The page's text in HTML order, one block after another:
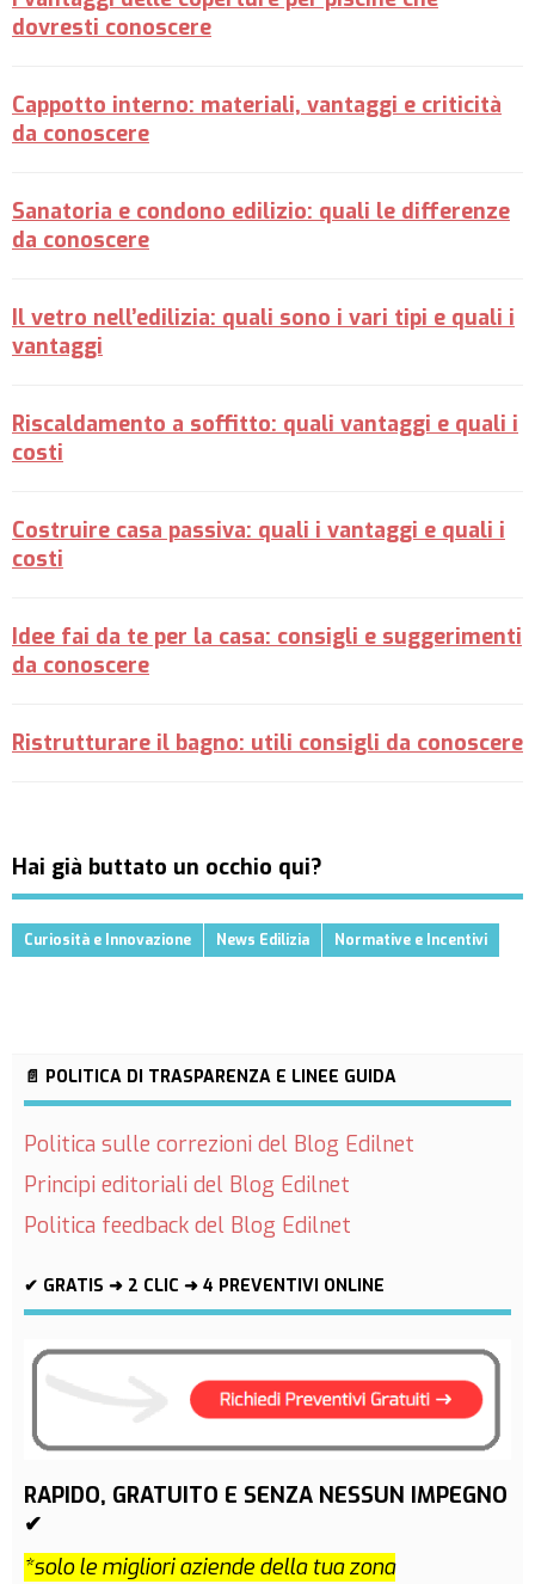
dovresti conoscere
Cappotto interno: materiali, vantaggi e criticità
da conoscere
Sanatoria e condono edilizio: quali le differenze
da conoscere
Il vetro nell’edilizia: quali sono i vari tipi e quali i
vantaggi
Riscaldamento a soffitto: quali vantaggi e quali i
costi
Costruire casa passiva: quali i vantaggi e quali i
costi
Idee fai da te per la casa: consigli e suggerimenti
da conoscere
Ristrutturare il bagno: utili consigli da conoscere
Hai già buttato un occhio qui?
Curiosità e Innovazione News Edilizia Normative e Incentivi
📄 POLITICA DI TRASPARENZA E LINEE GUIDA
Politica sulle correzioni del Blog Edilnet
Principi editoriali del Blog Edilnet
Politica feedback del Blog Edilnet
✔ GRATIS ➜ 2 CLIC ➜ 4 PREVENTIVI ONLINE
RAPIDO, GRATUITO E SENZA NESSUN IMPEGNO
✔
*solo le migliori aziende della tua zona